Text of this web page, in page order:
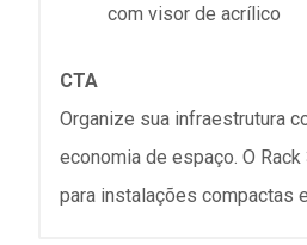
com visor de acrílico
CTA
Organize sua infraestrutura
economia de espaço. O
para instalações compactas